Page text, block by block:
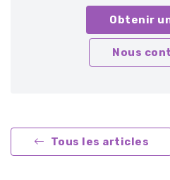
Obtenir
Nous
Tous les articles